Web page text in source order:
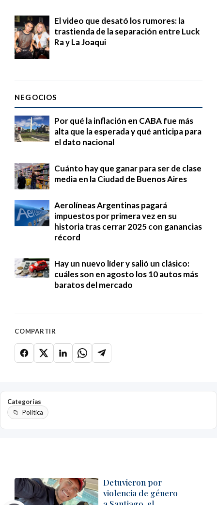
El video que desató los rumores: la
trastienda de la separación entre Luck
Ra y La Joaqui
NEGOCIOS
Por qué la inflación en CABA fue más
alta que la esperada y qué anticipa para
el dato nacional
Cuánto hay que ganar para ser de clase
media en la Ciudad de Buenos Aires
Aerolíneas Argentinas pagará
impuestos por primera vez en su
historia tras cerrar 2025 con ganancias
récord
Hay un nuevo líder y salió un clásico:
cuáles son en agosto los 10 autos más
baratos del mercado
COMPARTIR
Categorías
Política
Detuvieron por
violencia de género